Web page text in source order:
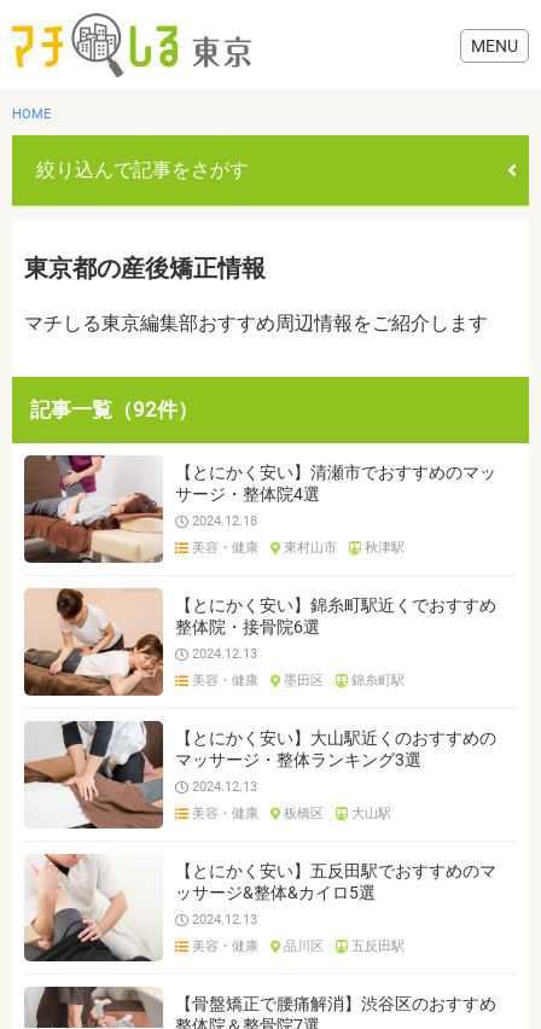
生活
HOME
絞り込んで記事をさがす
すべて 美容・健康 歯医者・病院 おでかけ
生活 お役立ち情報
クリア
東京都の産後矯正情報
マチしる東京編集部おすすめ周辺情報をご紹介します
記事一覧（92件）
【とにかく安い】清瀬市でおすすめのマッ
サージ・整体院4選
2024.12.18
美容・健康
東村山市 秋津駅
【とにかく安い】錦糸町駅近くでおすすめ
整体院・接骨院6選
2024.12.13
美容・健康
墨田区 錦糸町駅
【とにかく安い】大山駅近くのおすすめの
マッサージ・整体ランキング3選
2024.12.13
美容・健康
板橋区 大山駅
【とにかく安い】五反田駅でおすすめのマ
ッサージ&整体&カイロ5選
2024.12.13
美容・健康
品川区 五反田駅
【骨盤矯正で腰痛解消】渋谷区のおすすめ